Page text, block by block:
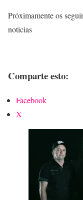
Próximamente os
noticias
Comparte esto:
Facebook
X